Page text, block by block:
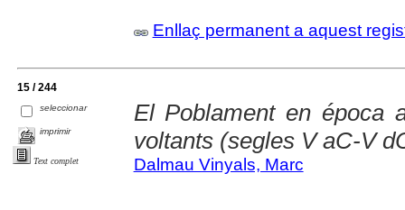
Enllaç permanent a aquest
15 / 244
seleccionar
imprimir
Text complet
El Poblament en época
voltants (segles V aC-V
Dalmau Vinyals, Marc